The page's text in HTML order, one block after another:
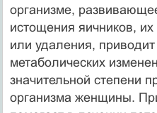
организме,
истощения яичников, их
или удаления,
метаболиче­ских
значительной степени
организма женщины.